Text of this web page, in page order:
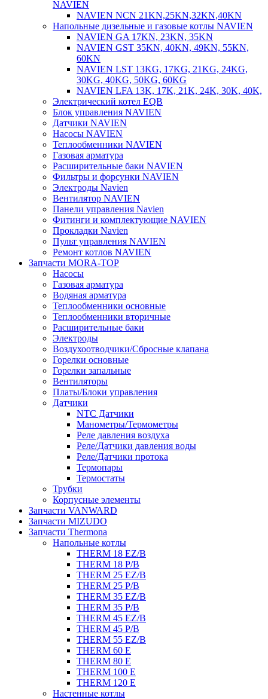
NAVIEN
NAVIEN NCN 21KN,25KN,32KN,40KN
Напольные дизельные и газовые котлы NAVIEN
NAVIEN GA 17KN, 23KN, 35KN
NAVIEN GST 35KN, 40KN, 49KN, 55KN,
60KN
NAVIEN LST 13KG, 17KG, 21KG, 24KG,
30KG, 40KG, 50KG, 60KG
NAVIEN LFA 13K, 17K, 21K, 24K, 30K, 40K,
Электрический котел EQB
Блок управления NAVIEN
Датчики NAVIEN
Насосы NAVIEN
Теплообменники NAVIEN
Газовая арматура
Расширительные баки NAVIEN
Фильтры и форсунки NAVIEN
Электроды Navien
Вентилятор NAVIEN
Панели управления Navien
Фитинги и комплектующие NAVIEN
Прокладки Navien
Пульт управления NAVIEN
Ремонт котлов NAVIEN
Запчасти MORA-TOP
Насосы
Газовая арматура
Водяная арматура
Теплообменники основные
Теплообменники вторичные
Расширительные баки
Электроды
Воздухоотводчики/Сбросные клапана
Горелки основные
Горелки запальные
Вентиляторы
Платы/Блоки управления
Датчики
NTC Датчики
Манометры/Термометры
Реле давления воздуха
Реле/Датчики давления воды
Реле/Датчики протока
Термопары
Термостаты
Трубки
Корпусные элементы
Запчасти VANWARD
Запчасти MIZUDO
Запчасти Thermona
Напольные котлы
THERM 18 EZ/B
THERM 18 P/B
THERM 25 EZ/B
THERM 25 P/B
THERM 35 EZ/B
THERM 35 P/B
THERM 45 EZ/B
THERM 45 P/B
THERM 55 EZ/B
THERM 60 E
THERM 80 E
THERM 100 E
THERM 120 E
Настенные котлы